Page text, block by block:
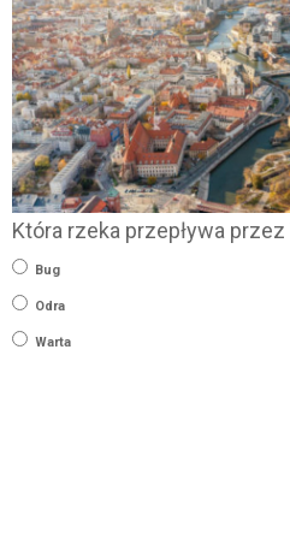
Która rzeka przepływa przez
Bug
Odra
Warta